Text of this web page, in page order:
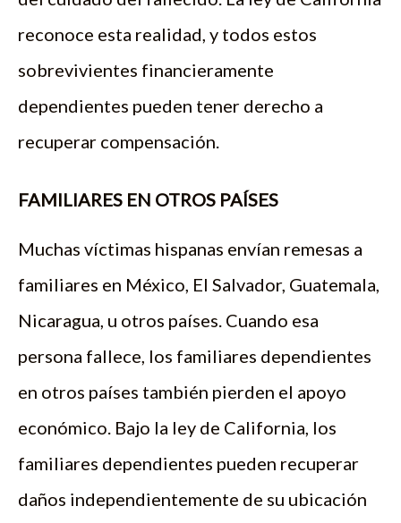
reconoce esta realidad, y todos estos
sobrevivientes financieramente
dependientes pueden tener derecho a
recuperar compensación.
FAMILIARES EN OTROS PAÍSES
Muchas víctimas hispanas envían remesas a
familiares en México, El Salvador, Guatemala,
Nicaragua, u otros países. Cuando esa
persona fallece, los familiares dependientes
en otros países también pierden el apoyo
económico. Bajo la ley de California, los
familiares dependientes pueden recuperar
daños independientemente de su ubicación